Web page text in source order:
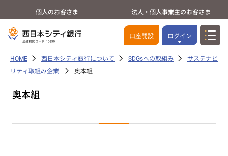
個人のお客さま 法人・個人事業主のお客さま
口座開設 ログイン
HOME 西日本シティ銀行について SDGsへの取組み
サステナビ
リティ取組み企業
奥本組
奥本組